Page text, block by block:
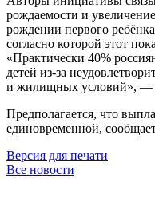
рождаемости и
рождении первого
согласно которой этот
«Практически 40%
детей из-за
и жилищных условий», —
Предполагается, что
единовременной,
Версия для печати
Все новости